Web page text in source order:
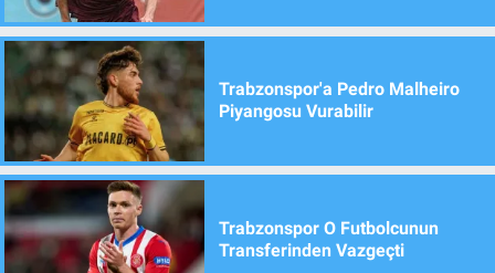
Trabzonspor'a Pedro Malheiro
Piyangosu Vurabilir
Trabzonspor O Futbolcunun
Transferinden Vazgeçti